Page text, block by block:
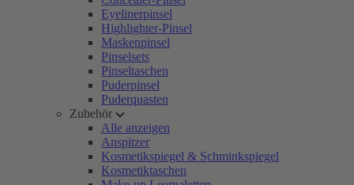
Eyelinerpinsel
Highlighter-Pinsel
Maskenpinsel
Pinselsets
Pinseltaschen
Puderpinsel
Puderquasten
Zubehör
Alle anzeigen
Anspitzer
Kosmetikspiegel & Schminkspiegel
Kosmetiktaschen